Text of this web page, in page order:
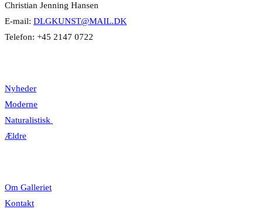
Christian Jenning Hansen
E-mail: DLGKUNST@MAIL.DK
Telefon: +45 2147 0722
Nyheder
Moderne
Naturalistisk
Ældre
Om Galleriet
Kontakt